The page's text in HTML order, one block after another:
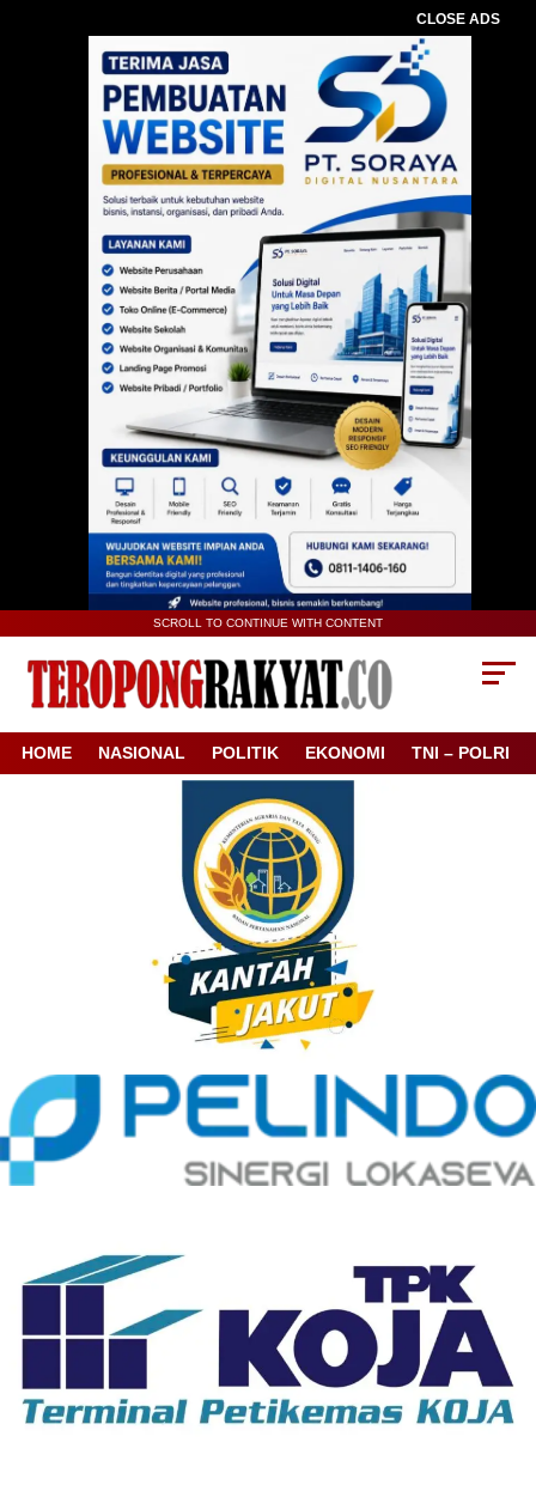
CLOSE ADS
SCROLL TO CONTINUE WITH CONTENT
HOME NASIONAL POLITIK EKONOMI TNI – POLRI